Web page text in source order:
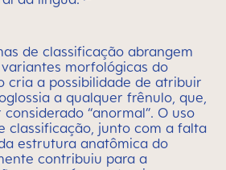
de classificação abrangem
morfológicas do
cria a possibilidade de atribuir
a qualquer frênulo, que,
“anormal”. O uso
classificação, junto com a falta
estrutura anatômica do
contribuiu para a